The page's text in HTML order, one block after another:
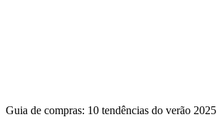
Guia de compras: 10 tendências do verão 2025